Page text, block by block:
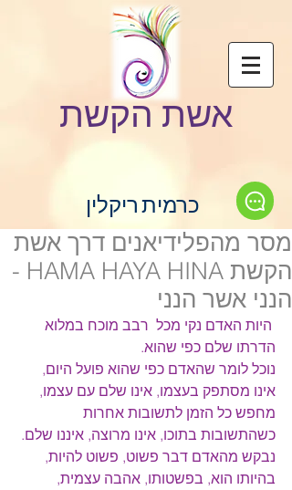
אשת הקשת
כרמית ריקלין
מסר מהפלידיאנים דרך אשת
הקשת HAMA HAYA HINA -
הנני אשר הנני
היות האדם נקי מכל  רבב מוכח במלוא
הדרתו שלם כפי שהוא.
נוכל לומר שהאדם כפי שהוא פועל היום,
אינו מסתפק בעצמו, אינו שלם עם עצמו,
מחפש כל הזמן לתשובות אחרות
כשהתשובות בתוכו, אינו מרוצה, איננו שלם.
נבקש מהאדם דבר פשוט, פשוט להיות,
בהיותו הוא, בפשטותו, אהבה עצמית,